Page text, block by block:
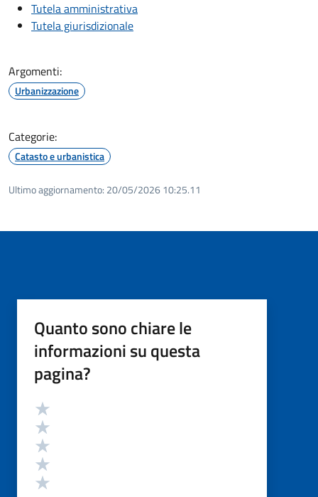
Tutela amministrativa
Tutela giurisdizionale
Argomenti:
Urbanizzazione
Categorie:
Catasto e urbanistica
Ultimo aggiornamento: 20/05/2026 10:25.11
Quanto sono chiare le
informazioni su questa
pagina?
Valutazione